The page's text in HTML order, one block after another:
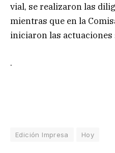
vial, se realizaron las
mientras que en la
iniciaron las actuaciones
.
Edición Impresa Hoy